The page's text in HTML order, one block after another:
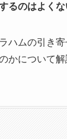
るのはよく
ハムの引き
かについて解